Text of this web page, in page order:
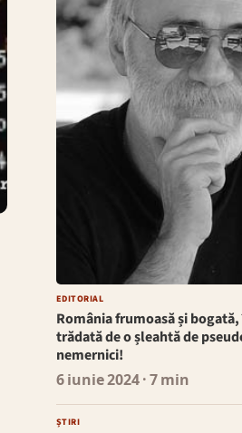
EDITORIAL
România frumoasă și
trădată de o șleahtă de
nemernici!
6 iunie 2024· 7 min
ȘTIRI